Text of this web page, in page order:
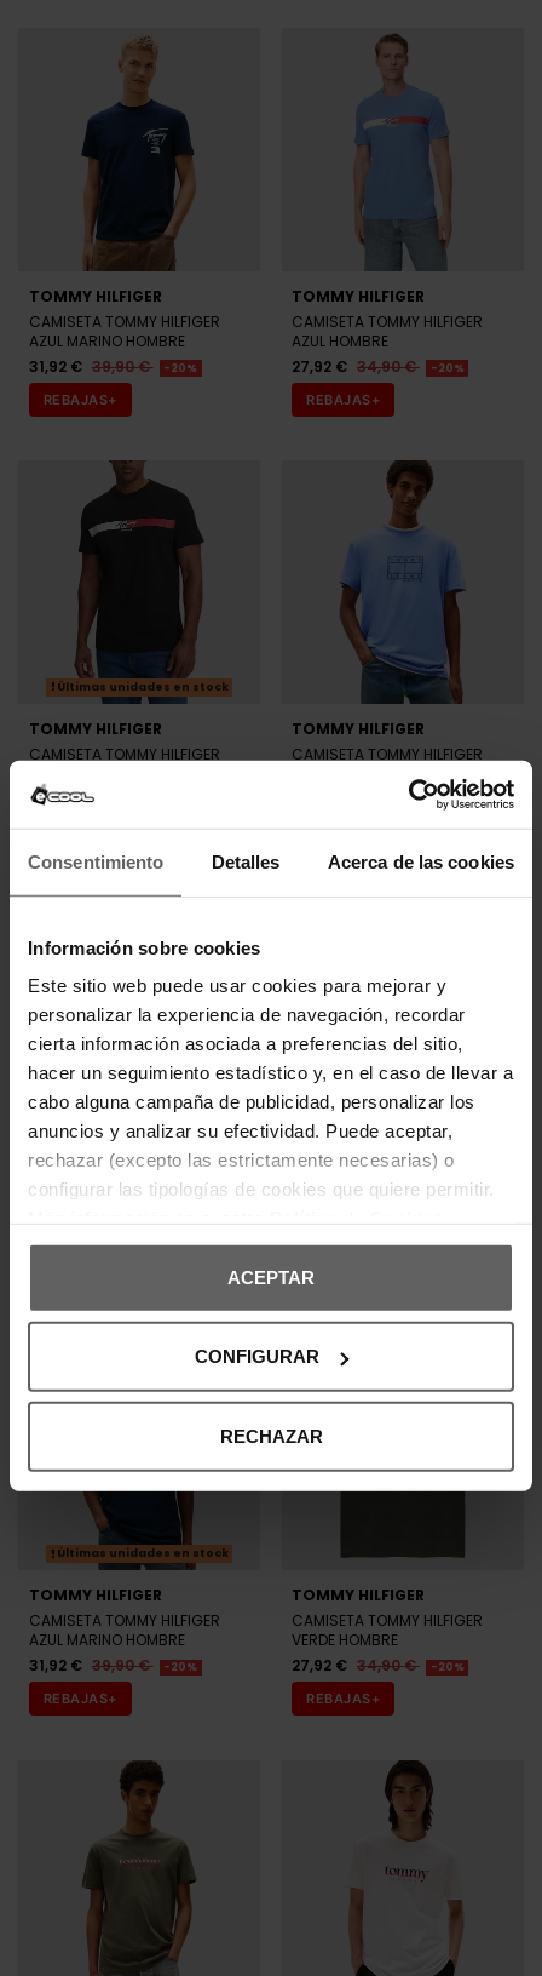
Consentimiento Detalles Acerca de las cookies
Información sobre cookies
Este sitio web puede usar cookies para mejorar y
personalizar la experiencia de navegación, recordar
cierta información asociada a preferencias del sitio,
hacer un seguimiento estadístico y, en el caso de llevar a
cabo alguna campaña de publicidad, personalizar los
anuncios y analizar su efectividad. Puede aceptar,
rechazar (excepto las estrictamente necesarias) o
configurar las tipologías de cookies que quiere permitir.
ACEPTAR
CONFIGURAR
RECHAZAR
TOMMY HILFIGER
CAMISETA TOMMY HILFIGER
AZUL MARINO HOMBRE
31,92 € 39,90 € -20%
REBAJAS+
TOMMY HILFIGER
CAMISETA TOMMY HILFIGER
AZUL HOMBRE
27,92 € 34,90 € -20%
REBAJAS+
Últimas unidades en stock
TOMMY HILFIGER
CAMISETA TOMMY HILFIGER
27,92 € 34,90 €
REBAJAS+
TOMMY HILFIGER
CAMISETA TOMMY HILFIGER
29,90 € -20%
REBAJAS+
TOMMY HILFIGER
CAMISETA TOMMY HILFIGER
NEGRA HOMBRE
TOMMY HILFIGER
CAMISETA TOMMY HILFIGER
AZUL HOMBRE
Últimas unidades en stock
TOMMY HILFIGER
CAMISETA TOMMY HILFIGER
AZUL MARINO HOMBRE
31,92 € 39,90 € -20%
REBAJAS+
TOMMY HILFIGER
CAMISETA TOMMY HILFIGER
VERDE HOMBRE
27,92 € 34,90 € -20%
REBAJAS+